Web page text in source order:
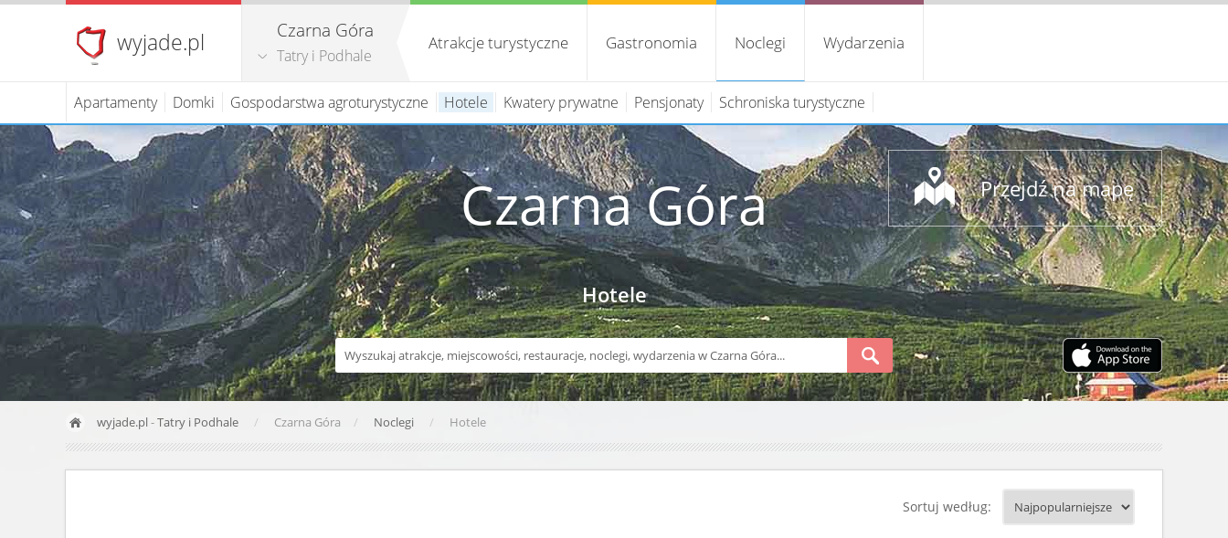
wyjade.pl Czarna Góra
Tatry i Podhale
Atrakcje turystyczne Gastronomia Noclegi
Apartamenty Domki Gospodarstwa agroturystyczne Hotele Kwatery prywatne Pensjonaty Schroniska turystyczne
Wydarzenia
Czarna Góra
Hotele
Przejdź na mapę
wyjade.pl-Tatry i Podhale Czarna Góra Noclegi Hotele
Sortuj według: